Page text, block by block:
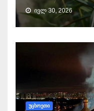
ᲘᲕᲚ 30, 2026
ᲣᲪᲮᲝᲔᲗᲘ